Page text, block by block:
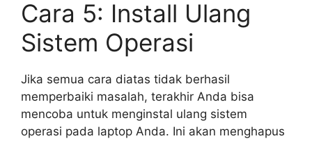
Cara 5: Install Ulang
Sistem Operasi
Jika semua cara diatas tidak berhasil
memperbaiki masalah, terakhir Anda bisa
mencoba untuk menginstal ulang sistem
operasi pada laptop Anda. Ini akan menghapus